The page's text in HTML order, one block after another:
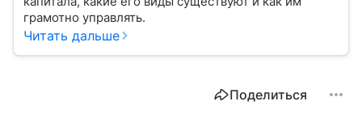
грамотно управлять.
Читать дальше
Поделиться